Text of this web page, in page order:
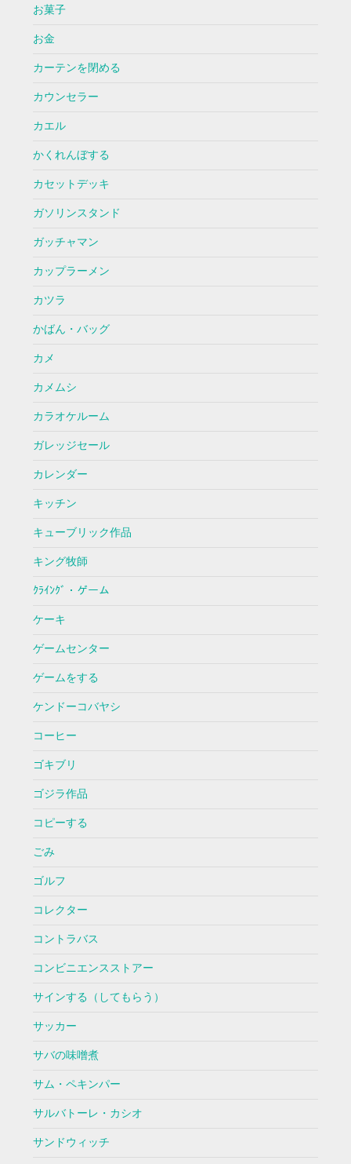
お菓子
お金
カーテンを閉める
カウンセラー
カエル
かくれんぼする
カセットデッキ
ガソリンスタンド
ガッチャマン
カップラーメン
カツラ
かばん・バッグ
カメ
カメムシ
カラオケルーム
ガレッジセール
カレンダー
キッチン
キューブリック作品
キング牧師
ｸﾗｲﾝｸﾞ・ゲーム
ケーキ
ゲームセンター
ゲームをする
ケンドーコバヤシ
コーヒー
ゴキブリ
ゴジラ作品
コピーする
ごみ
ゴルフ
コレクター
コントラバス
コンビニエンスストアー
サインする（してもらう）
サッカー
サバの味噌煮
サム・ペキンパー
サルバトーレ・カシオ
サンドウィッチ